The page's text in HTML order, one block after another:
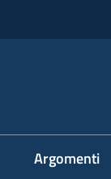
Argomenti